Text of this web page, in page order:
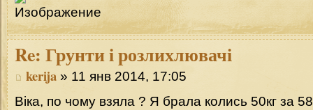
Re: Грунти і розлихлювачі
kerija » 11 янв 2014, 17:05
Віка, по чому взяла ? Я брала колись 50кг за